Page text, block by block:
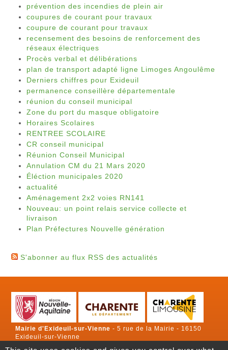
prévention des incendies de plein air
coupures de courant pour travaux
coupure de courant pour travaux
recensement des besoins de renforcement des
réseaux électriques
Procès verbal et délibérations
plan de transport adapté ligne Limoges Angoulême
Derniers chiffres pour Exideuil
permanence conseillère départementale
réunion du conseil municipal
Zone du port du masque obligatoire
Horaires Scolaires
RENTREE SCOLAIRE
CR conseil municipal
Réunion Conseil Municipal
Annulation CM du 21 Mars 2020
Éléction municipales 2020
actualité
Aménagement 2x2 voies RN141
Nouveau: un point relais service collecte et
livraison
Plan Préfectures Nouvelle génération
S'abonner au flux RSS des actualités
Mairie d'Exideuil-sur-Vienne -5 rue de la Mairie - 16150
Exideuil-sur-Vienne